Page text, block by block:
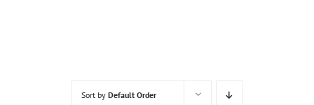
Sort by Default Order